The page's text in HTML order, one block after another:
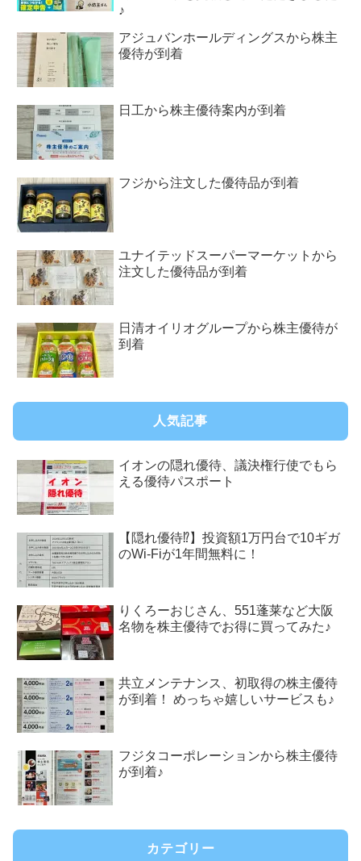
♪
アジュバンホールディングスから株主
優待が到着
日工から株主優待案内が到着
フジから注文した優待品が到着
ユナイテッドスーパーマーケットから
注文した優待品が到着
日清オイリオグループから株主優待が
到着
人気記事
イオンの隠れ優待、議決権行使でもら
える優待パスポート
【隠れ優待⁉︎】投資額1万円台で10ギガ
のWi-Fiが1年間無料に！
りくろーおじさん、551蓬莱など大阪
名物を株主優待でお得に買ってみた♪
共立メンテナンス、初取得の株主優待
が到着！ めっちゃ嬉しいサービスも♪
フジタコーポレーションから株主優待
が到着♪
カテゴリー